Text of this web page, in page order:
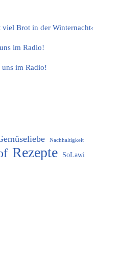
viel Brot in der Winternacht‹
im Radio!
im Radio!
Nachhaltigkeit
Rezepte SoLawi